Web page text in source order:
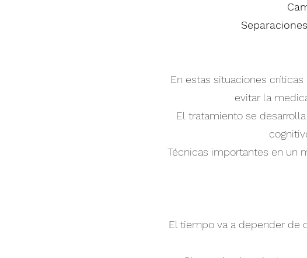
En estas situaciones
evitar la
El tratamiento se
Técnicas importantes en un
El tiempo va a depender de